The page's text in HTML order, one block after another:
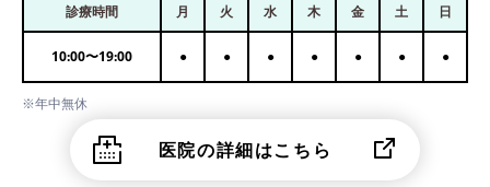
診療時間 月 火 水 木 金 土 日
10:00〜19:00 ● ● ● ● ● ● ●
※年中無休
医院の詳細はこちら